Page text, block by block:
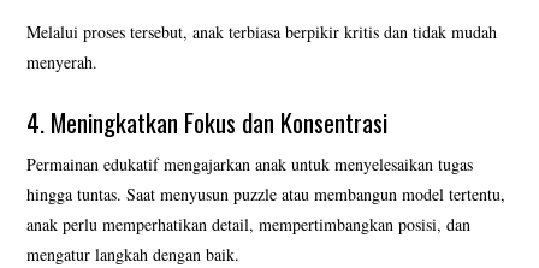
Melalui proses tersebut, anak terbiasa berpikir kritis dan tidak mudah
menyerah.
4. Meningkatkan Fokus dan Konsentrasi
Permainan edukatif mengajarkan anak untuk menyelesaikan tugas
hingga tuntas. Saat menyusun puzzle atau membangun model tertentu,
anak perlu memperhatikan detail, mempertimbangkan posisi, dan
mengatur langkah dengan baik.